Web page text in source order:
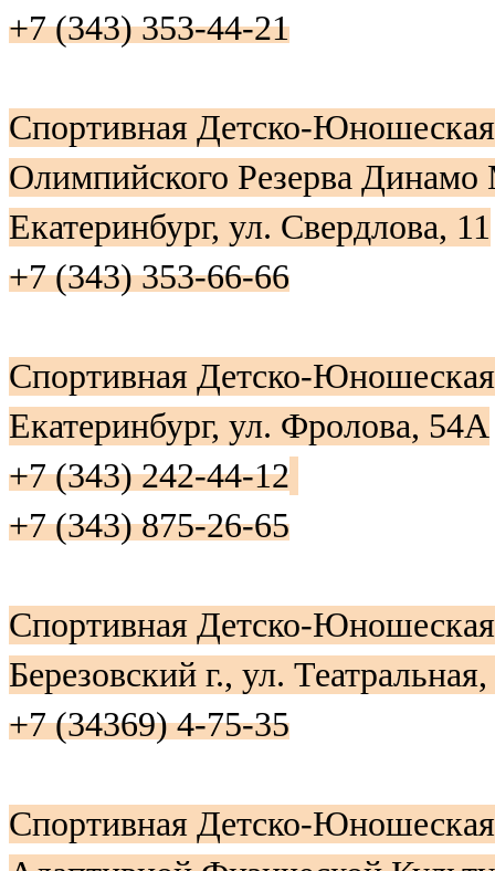
+7 (343) 353-44-21
Спортивная Детско-
Олимпийского Резерва
Екатеринбург, ул. Свердлова, 11
+7 (343) 353-66-66
Спортивная Детско-
Екатеринбург, ул. Фролова, 54А
+7 (343) 242-44-12
+7 (343) 875-26-65
Спортивная Детско-
Березовский г., ул.
+7 (34369) 4-75-35
Спортивная Детско-